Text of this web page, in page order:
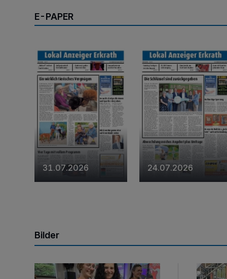
E-PAPER
31.07.2026 24.07.2026
Bilder
Lucy Luu im Café 28 Ein